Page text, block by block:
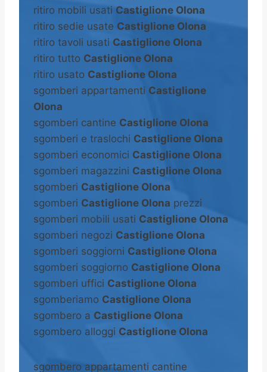
ritiro mobili usati Castiglione Olona
ritiro sedie usate Castiglione Olona
ritiro tavoli usati Castiglione Olona
ritiro tutto Castiglione Olona
ritiro usato Castiglione Olona
sgomberi appartamenti Castiglione
Olona
sgomberi cantine Castiglione Olona
sgomberi e traslochi Castiglione Olona
sgomberi economici Castiglione Olona
sgomberi magazzini Castiglione Olona
sgomberi Castiglione Olona
sgomberi Castiglione Olona prezzi
sgomberi mobili usati Castiglione Olona
sgomberi negozi Castiglione Olona
sgomberi soggiorni Castiglione Olona
sgomberi soggiorno Castiglione Olona
sgomberi uffici Castiglione Olona
sgomberiamo Castiglione Olona
sgombero a Castiglione Olona
sgombero alloggi Castiglione Olona
sgombero appartamenti cantine